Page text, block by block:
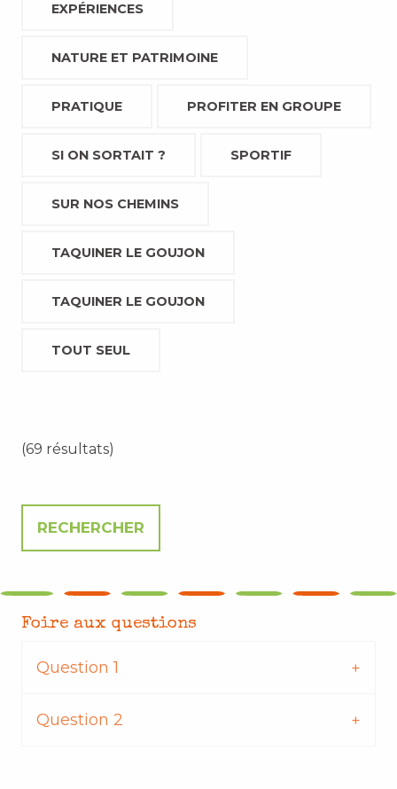
EXPÉRIENCES
NATURE ET PATRIMOINE
PRATIQUE PROFITER EN GROUPE
SI ON SORTAIT ? SPORTIF
SUR NOS CHEMINS
TAQUINER LE GOUJON
TAQUINER LE GOUJON
TOUT SEUL
(69 résultats)
Foire aux questions
Question 1
Question 2